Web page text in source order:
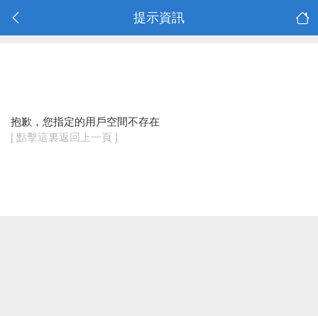
提示資訊
抱歉，您指定的用戶空間不存在
[ 點擊這裏返回上一頁 ]